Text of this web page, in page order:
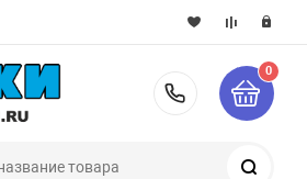
8-800-
0